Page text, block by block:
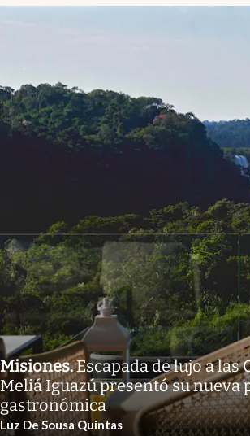
Misiones.Escapada de lujo a las
Meliá Iguazú presentó su nueva
gastronómica
Luz De Sousa Quintas